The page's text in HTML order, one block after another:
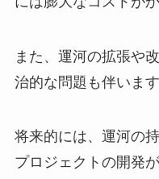
また、運河の拡張や
治的な問題も伴います
将来的には、運河の
プロジェクトの開発